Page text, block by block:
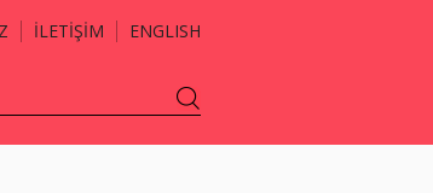
İLETİŞİM ENGLISH